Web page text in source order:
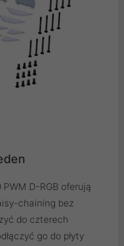
D-RGB oferują
chaining bez
do czterech
go do płyty